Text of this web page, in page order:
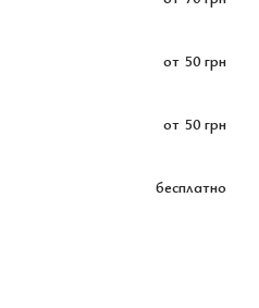
от 50 грн
от 50 грн
бесплатно